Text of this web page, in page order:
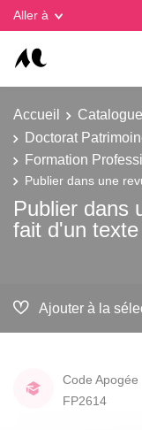
Aller à
Accueil
Doctorat
Formation
Publier dans une
Publier dans
fait d'un
Ajouter à la
Code Apogée
FP2614
Gestion des cookies